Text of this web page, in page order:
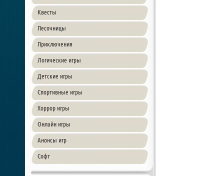
Квесты
Песочницы
Приключения
Логические игры
Детские игры
Спортивные игры
Хоррор игры
Онлайн игры
Анонсы игр
Софт